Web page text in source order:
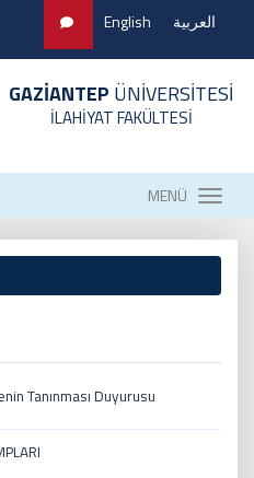
English العربية
GAZİANTEP ÜNİVERSİTESİ
İLAHİYAT FAKÜLTESİ
MENÜ
Tanınması Duyurusu